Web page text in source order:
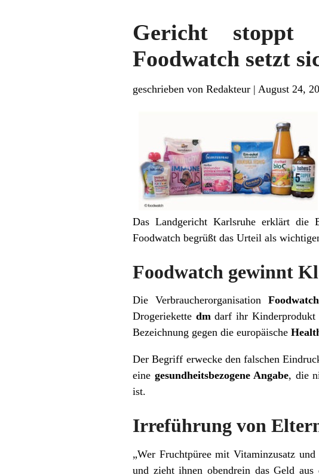
Gericht stoppt
Foodwatch setzt
geschrieben von Redakteur | August 24,
Das Landgericht Karlsruhe erklärt die
Foodwatch begrüßt das Urteil als
Foodwatch gewinnt
Die VerbraucherorganisationFoodwatch
Drogeriekette dmdarf ihr Kinderprodukt
Bezeichnung gegen die europäische
Der Begriff erwecke den falschen
eine gesundheitsbezogene Angabe, die
ist.
Irreführung von
„Wer Fruchtpüree mit Vitaminzusatz
und zieht ihnen obendrein das Geld